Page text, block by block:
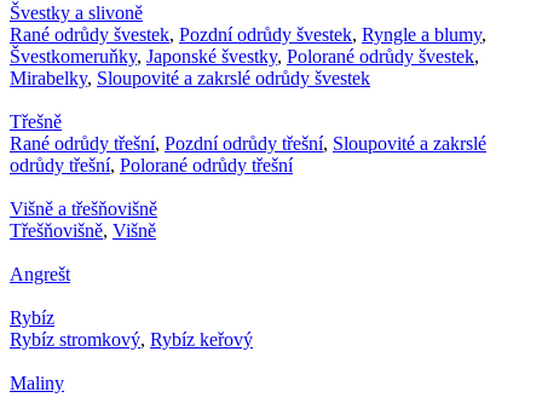
Švestky a slivoně
Rané odrůdy švestek, Pozdní odrůdy švestek, Ryngle a blumy,
Švestkomeruňky, Japonské švestky, Polorané odrůdy švestek,
Mirabelky, Sloupovité a zakrslé odrůdy švestek
Třešně
Rané odrůdy třešní, Pozdní odrůdy třešní, Sloupovité a zakrslé
odrůdy třešní, Polorané odrůdy třešní
Višně a třešňovišně
Třešňovišně, Višně
Angrešt
Rybíz
Rybíz stromkový, Rybíz keřový
Maliny